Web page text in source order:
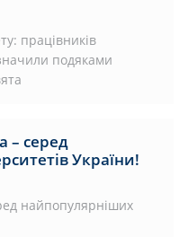
працівників
подяками
– серед
України!
найпопулярніших